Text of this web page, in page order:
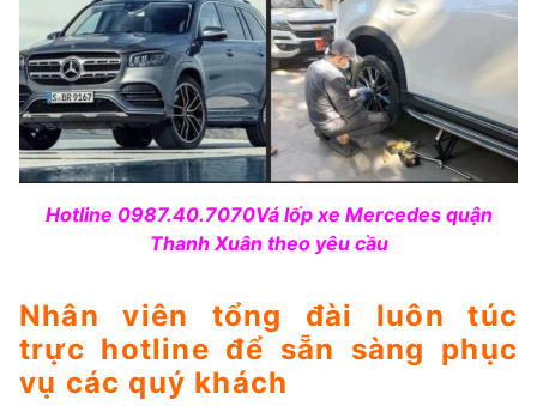
Hotline 0987.40.7070Vá lốp xe Mercedes quận
Thanh Xuân theo yêu cầu
Nhân viên tổng đài luôn túc
trực hotline để sẵn sàng phục
vụ các quý khách